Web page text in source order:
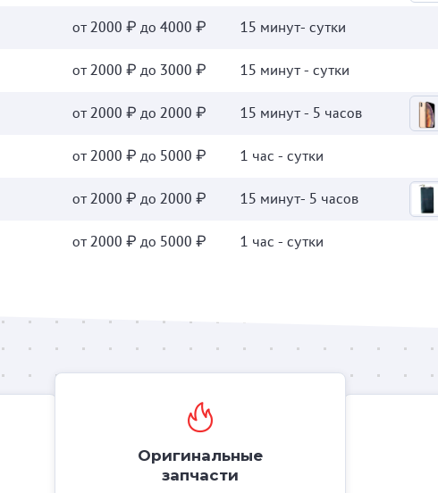
от 2000 ₽ до 4000 ₽ 15 минут- сутки
от 2000 ₽ до 3000 ₽ 15 минут - сутки
от 2000 ₽ до 2000 ₽ 15 минут - 5 часов
от 2000 ₽ до 5000 ₽ 1 час - сутки
от 2000 ₽ до 2000 ₽ 15 минут- 5 часов
от 2000 ₽ до 5000 ₽ 1 час - сутки
Оригинальные
запчасти